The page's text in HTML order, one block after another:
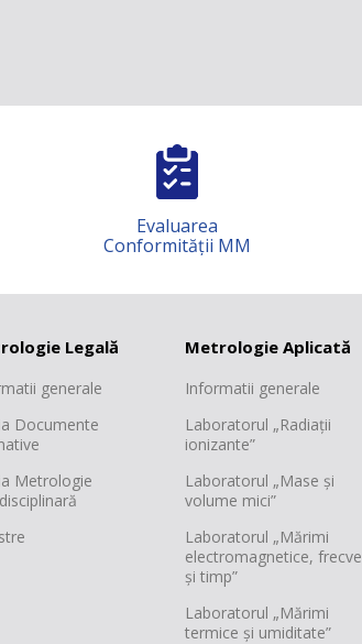
Evaluarea
Conformității MM
Legală
generale
Documente
Metrologie
Metrologie Aplicată
Informatii generale
Laboratorul „Radiații
ionizante”
Laboratorul „Mase și
volume mici”
Laboratorul „Mărimi
electromagnetice,
și timp”
Laboratorul „Mărimi
termice și umiditate”